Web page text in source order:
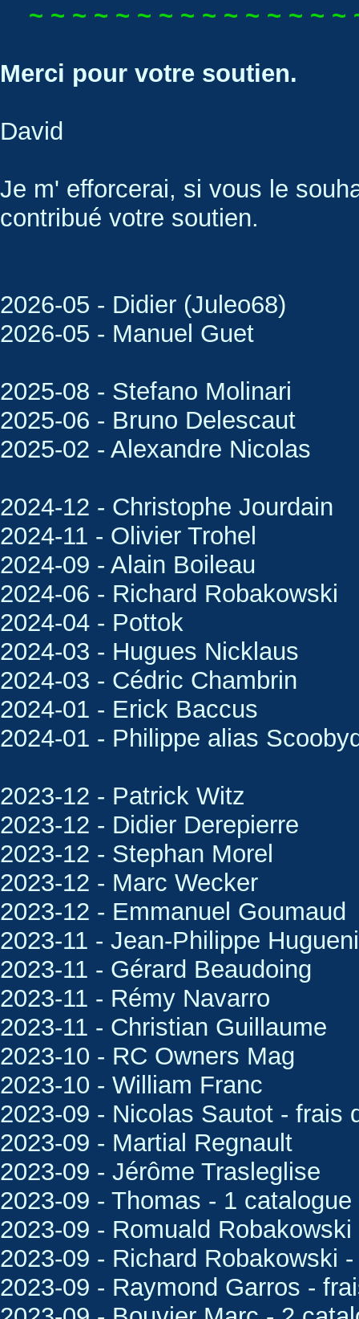
~ ~ ~ ~ ~ ~ ~ ~ ~ ~ ~ ~ ~ ~ ~
Merci pour votre soutien.
David
Je m' efforcerai, si vous le
contribué votre soutien.
2026-05 - Didier (Juleo68)
2026-05 - Manuel Guet
2025-08 - Stefano Molinari
2025-06 - Bruno Delescaut
2025-02 - Alexandre Nicolas
2024-12 - Christophe Jourdain
2024-11 - Olivier Trohel
2024-09 - Alain Boileau
2024-06 - Richard Robakowski
2024-04 - Pottok
2024-03 - Hugues Nicklaus
2024-03 - Cédric Chambrin
2024-01 - Erick Baccus
2024-01 - Philippe alias
2023-12 - Patrick Witz
2023-12 - Didier Derepierre
2023-12 - Stephan Morel
2023-12 - Marc Wecker
2023-12 - Emmanuel Goumaud
2023-11 - Jean-Philippe
2023-11 - Gérard Beaudoing
2023-11 - Rémy Navarro
2023-11 - Christian Guillaume
2023-10 - RC Owners Mag
2023-10 - William Franc
2023-09 - Nicolas Sautot - frais
2023-09 - Martial Regnault
2023-09 - Jérôme Trasleglise
2023-09 - Thomas - 1 catalogue
2023-09 - Romuald
2023-09 - Richard Robakowski
2023-09 - Raymond Garros -